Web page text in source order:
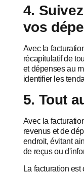
4.
vos
Avec la
récapitulatif de
et dépenses au
identifier les
5. Tout
Avec la
revenus et de
endroit, évitant
de reçus ou
La facturation